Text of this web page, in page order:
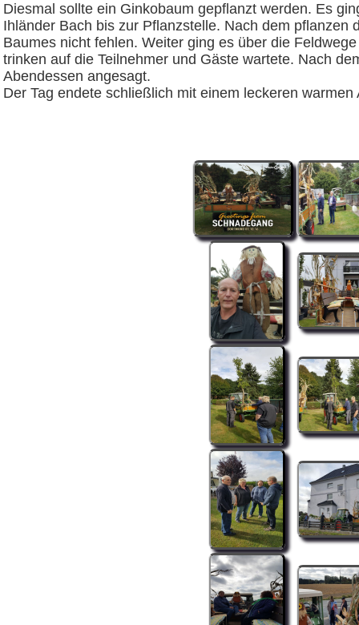
Diesmal sollte ein Ginkobaum gepflanzt werden. Es
Ihländer Bach bis zur Pflanzstelle. Nach dem
Baumes nicht fehlen. Weiter ging es über die
trinken auf die Teilnehmer und Gäste wartete. Nach
Abendessen angesagt.
Der Tag endete schließlich mit einem leckeren warmen